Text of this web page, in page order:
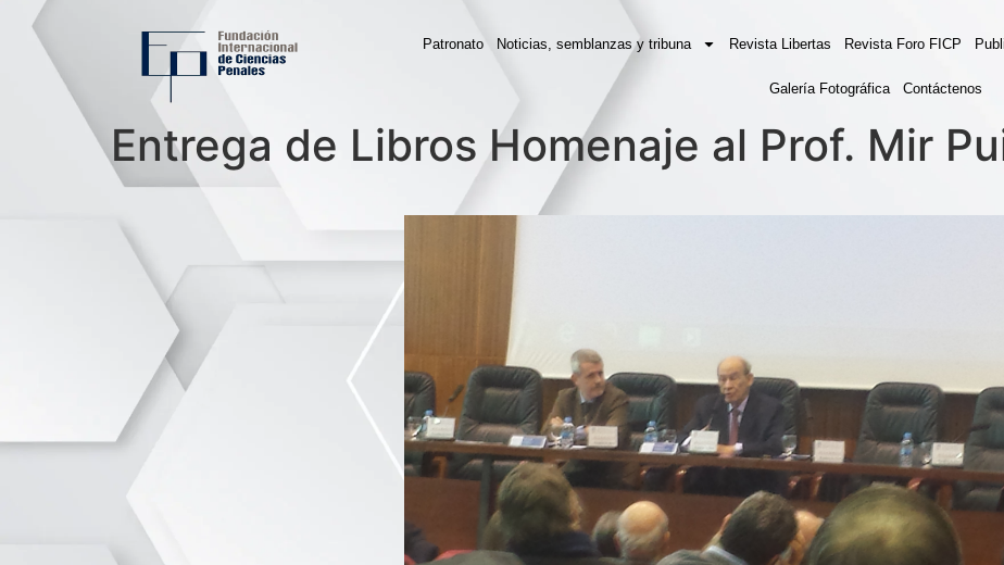
Patronato Noticias, semblanzas y tribuna Revista Libertas Revista Foro FICP
Galería Fotográfica Contáctenos
Entrega de Libros Homenaje al Prof. Mir